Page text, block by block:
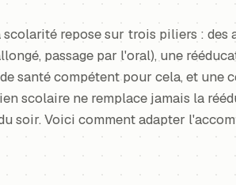
repose sur trois piliers : des
passage par l'oral), une
santé compétent pour cela, et une
scolaire ne remplace jamais la
soir. Voici comment adapter